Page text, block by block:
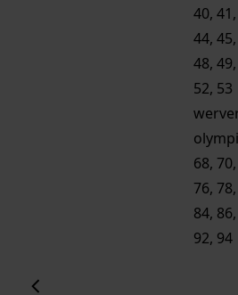
40,
44,
48,
52, 53
68,
76,
84,
92, 94